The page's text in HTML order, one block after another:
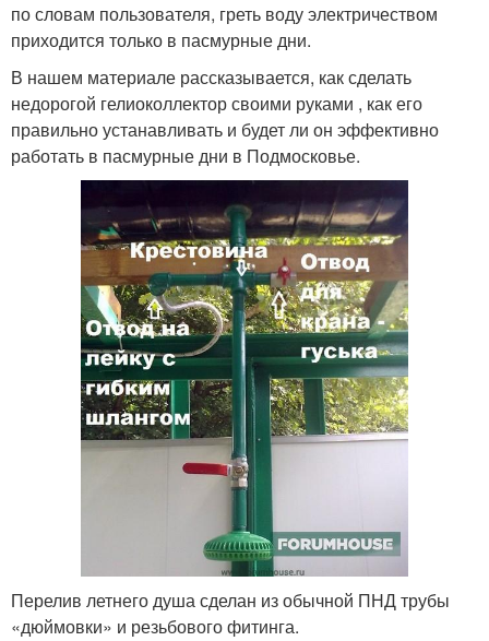
по словам пользователя, греть воду электричеством
приходится только в пасмурные дни.
В нашем материале рассказывается, как сделать
недорогой гелиоколлектор своими руками , как его
правильно устанавливать и будет ли он эффективно
работать в пасмурные дни в Подмосковье.
Перелив летнего душа сделан из обычной ПНД трубы
«дюймовки» и резьбового фитинга.